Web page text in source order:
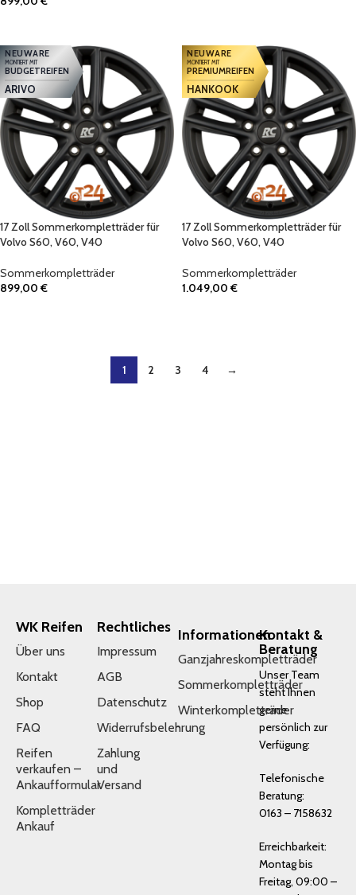
NEUWARE
MONTIERT MIT
BUDGETREIFEN
ARIVO
17 Zoll Sommerkompletträder für
Volvo S60, V60, V40
Sommerkompletträder
899,00€
NEUWARE
MONTIERT MIT
PREMIUMREIFEN
HANKOOK
17 Zoll Sommerkompletträder für
Volvo S60, V60, V40
Sommerkompletträder
1.049,00€
1 2 3 4 →
WK Reifen
Über uns
Kontakt
Shop
FAQ
Reifen
verkaufen –
Ankaufformular
Kompletträder
Ankauf
Rechtliches
Impressum
AGB
Datenschutz
Widerrufsbelehrung
Zahlung
und
Versand
Informationen
Ganzjahreskompletträder
Sommerkompletträder
Winterkompletträder
Kontakt &
Beratung
Unser Team
steht Ihnen
gerne
persönlich zur
Verfügung:
Telefonische
Beratung:
0163 – 7158632
Erreichbarkeit:
Montag bis
Freitag, 09:00 –